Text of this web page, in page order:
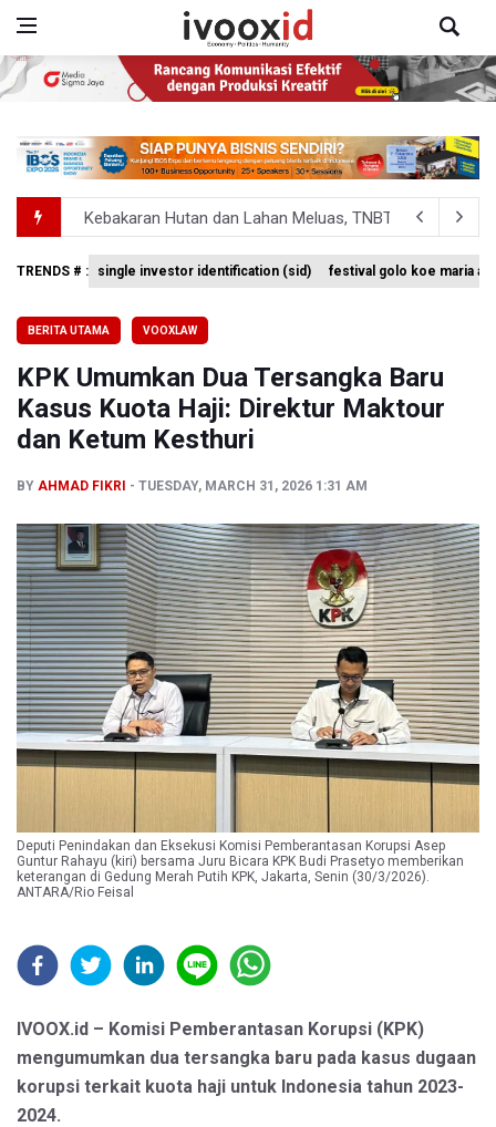
Kebakaran Hutan dan Lahan Meluas, TNBTS Tutup
SEA V Cup 2026: Timnas Voli Putri Indonesia Kalah 0-3
Insiden Penembakan Terjadi di Festival Budaya Lembah
Kebakaran Hutan dan Lahan Terjadi di Sejumlah
TRENDS # : single investor identification (sid) festival golo koe maria
BERITA UTAMA VOOXLAW
KPK Umumkan Dua Tersangka Baru
Kasus Kuota Haji: Direktur Maktour
dan Ketum Kesthuri
BY AHMAD FIKRI TUESDAY, MARCH 31, 2026 1:31 AM
Deputi Penindakan dan Eksekusi Komisi Pemberantasan Korupsi Asep
Guntur Rahayu (kiri) bersama Juru Bicara KPK Budi Prasetyo memberikan
keterangan di Gedung Merah Putih KPK, Jakarta, Senin (30/3/2026).
ANTARA/Rio Feisal
IVOOX.id – Komisi Pemberantasan Korupsi (KPK)
mengumumkan dua tersangka baru pada kasus dugaan
korupsi terkait kuota haji untuk Indonesia tahun 2023-
2024.